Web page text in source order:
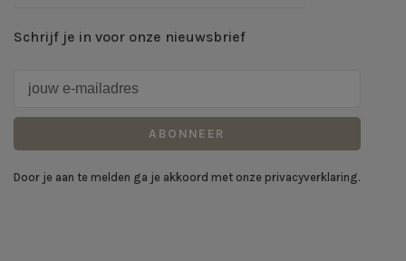
Schrijf je in voor onze nieuwsbrief
ABONNEER
Door je aan te melden ga je akkoord met onze privacyverklaring.